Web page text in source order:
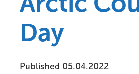
Day
Published 05.04.2022